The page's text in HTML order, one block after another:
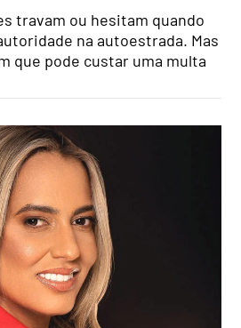
travam ou hesitam quando
na autoestrada. Mas
que pode custar uma multa